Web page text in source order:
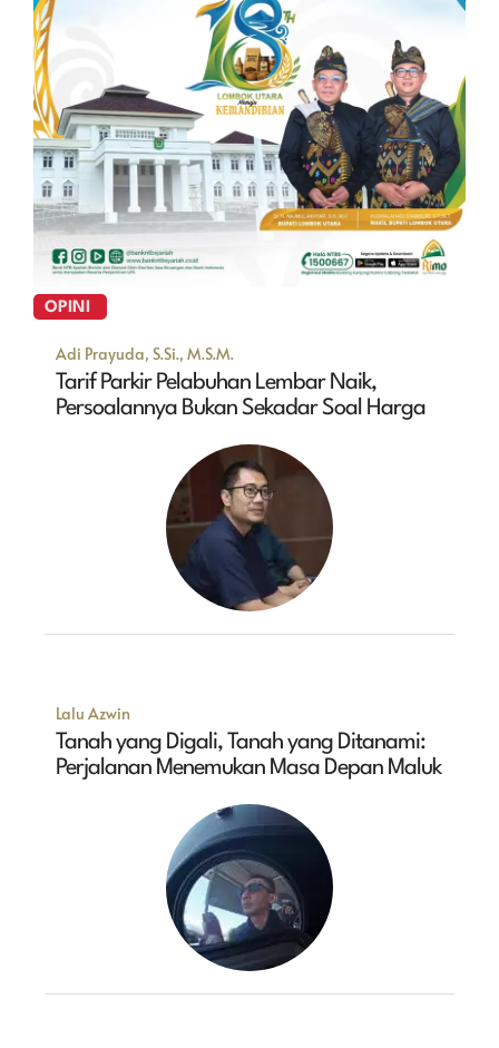
OPINI
Adi Prayuda, S.Si., M.S.M.
Tarif Parkir Pelabuhan Lembar Naik,
Persoalannya Bukan Sekadar Soal Harga
Lalu Azwin
Tanah yang Digali, Tanah yang Ditanami:
Perjalanan Menemukan Masa Depan Maluk